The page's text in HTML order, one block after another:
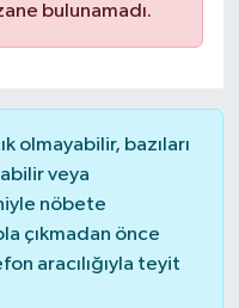
bulunamadı.
olmayabilir, bazıları
veya
nöbete
çıkmadan önce
aracılığıyla teyit